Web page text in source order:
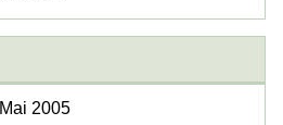
2005